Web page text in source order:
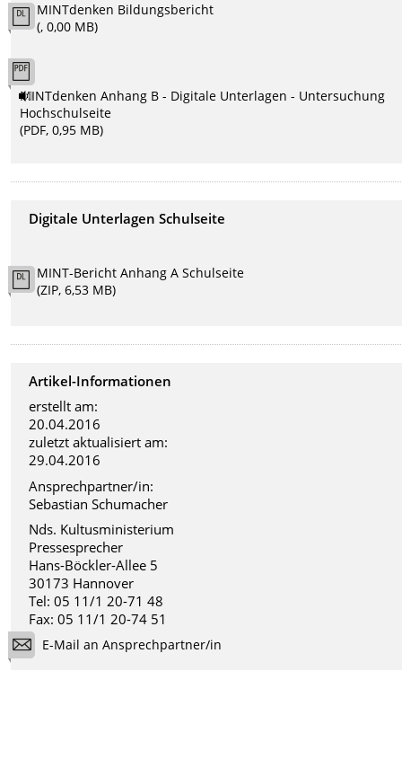
MINTdenken Bildungsbericht
(, 0,00 MB)
MINTdenken Anhang B - Digitale Unterlagen - Untersuchung
Hochschulseite
(PDF, 0,95 MB)
Digitale Unterlagen Schulseite
MINT-Bericht Anhang A Schulseite
(ZIP, 6,53 MB)
Artikel-Informationen
erstellt am:
20.04.2016
zuletzt aktualisiert am:
29.04.2016
Ansprechpartner/in:
Sebastian Schumacher
Nds. Kultusministerium
Pressesprecher
Hans-Böckler-Allee 5
30173 Hannover
Tel: 05 11/1 20-71 48
Fax: 05 11/1 20-74 51
E-Mail an Ansprechpartner/in